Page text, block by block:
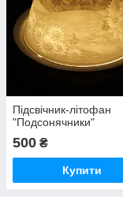
Підсвічник-літофан
"Подсонячники"
500 ₴
Купити